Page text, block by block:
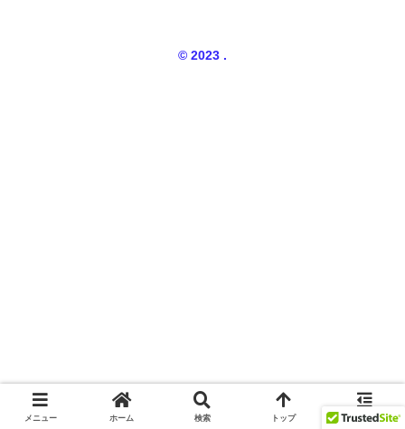
© 2023 .
メニュー ホーム 検索 トップ サイドバー